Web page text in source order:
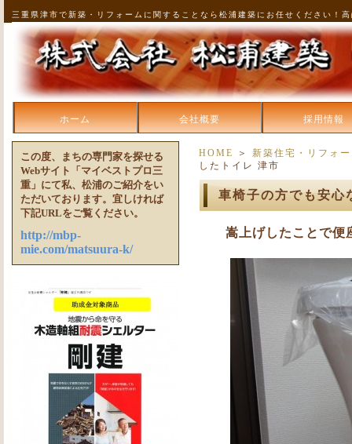
三重県津市で新築・リフォームに関することなら松浦建築にお任せください！
ホーム 会社概要 採用情報
HOME ＞ 新築住宅・リフォ
したトイレ 津市
車椅子の方でも安心
嵩上げしたことで便
この度、まちの専門家を探せる
Webサイト「マイベストプロ三
重」にて私、松浦のご紹介をい
ただいております。宜しければ
下記URLをご覧ください。
http://mbp-
mie.com/matsuura-k/